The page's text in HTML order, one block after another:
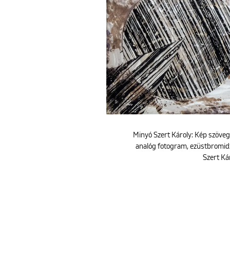
Minyó Szert Károly: Kép
analóg fotogram,
Szert